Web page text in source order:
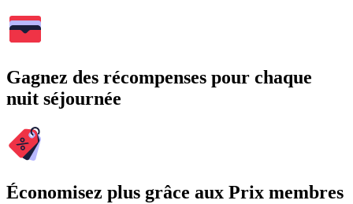
Gagnez des récompenses pour chaque
nuit séjournée
Économisez plus grâce aux Prix membres